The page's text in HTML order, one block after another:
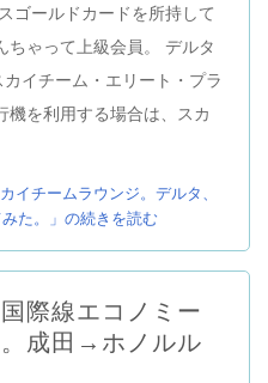
ゴールドカードを所持して
ちゃって上級会員。 デルタ
イチーム・エリート・プラ
機を利用する場合は、スカ
イチームラウンジ。デルタ、
た。」の続きを読む
際線エコノミー
成田→ホノルル